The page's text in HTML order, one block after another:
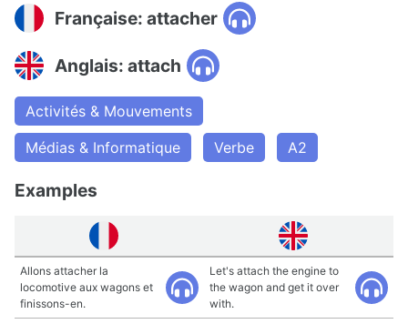
Française: attacher
Anglais: attach
Activités & Mouvements
Médias & Informatique
Verbe A2
Examples
Allons attacher la
locomotive aux wagons et
finissons-en.
Let's attach the engine to
the wagon and get it over
with.